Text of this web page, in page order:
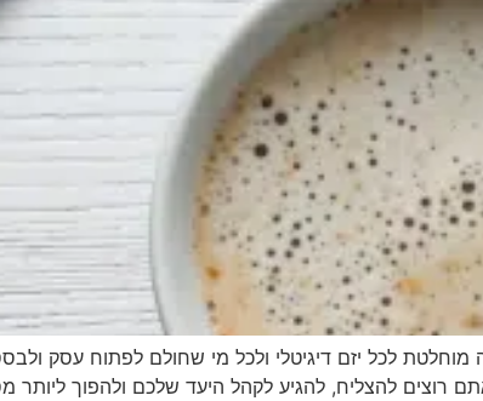
אלא חובה מוחלטת לכל יזם דיגיטלי ולכל מי שחולם לפתוח
להצליח, להגיע לקהל היעד שלכם ולהפוך ליותר